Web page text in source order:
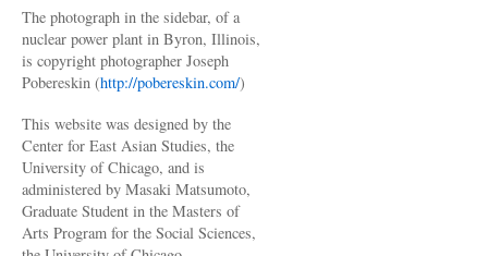
The photograph in the sidebar, of a
nuclear power plant in Byron, Illinois,
is copyright photographer Joseph
Pobereskin (http://pobereskin.com/)
This website was designed by the
Center for East Asian Studies, the
University of Chicago, and is
administered by Masaki Matsumoto,
Graduate Student in the Masters of
Arts Program for the Social Sciences,